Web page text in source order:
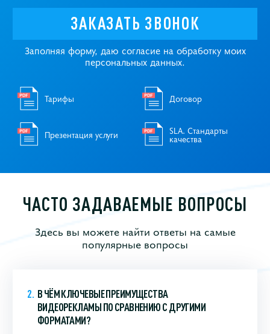
ЗАКАЗАТЬ ЗВОНОК
Заполняя форму, даю согласие на обработку моих
персональных данных.
Тарифы Договор
Презентация услуги SLA. Стандарты
качества
ЧАСТО ЗАДАВАЕМЫЕ ВОПРОСЫ
Здесь вы можете найти ответы на самые
популярные вопросы
В ЧЁМ КЛЮЧЕВЫЕ ПРЕИМУЩЕСТВА
ВИДЕОРЕКЛАМЫ ПО СРАВНЕНИЮ С ДРУГИМИ
ФОРМАТАМИ?